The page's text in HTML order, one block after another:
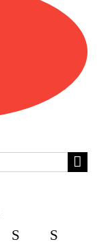
S
S